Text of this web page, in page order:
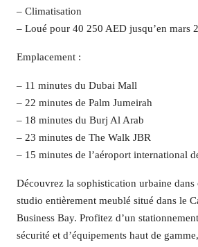
– Climatisation
– Loué pour 40 250 AED jusqu’en mars
Emplacement :
– 11 minutes du Dubai Mall
– 22 minutes de Palm Jumeirah
– 18 minutes du Burj Al Arab
– 23 minutes de The Walk JBR
– 15 minutes de l’aéroport international
Découvrez la sophistication urbaine dans
studio entièrement meublé situé dans le
Business Bay. Profitez d’un
sécurité et d’équipements haut de